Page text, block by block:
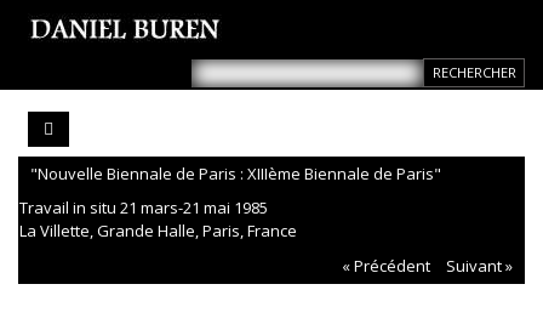
"Nouvelle Biennale de Paris : XIIIème Biennale de Paris"
Travail in situ 21 mars-21 mai 1985
La Villette, Grande Halle, Paris, France
« Précédent
Suivant »